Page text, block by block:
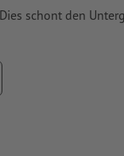
schont den